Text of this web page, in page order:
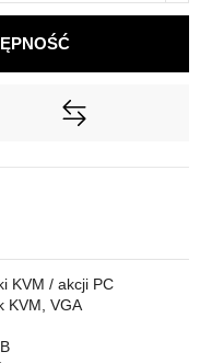
KVM / akcji PC
KVM, VGA